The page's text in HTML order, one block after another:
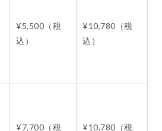
¥5,500（税
込）
¥10,780（税
込）
¥7,700（税
¥10,780（税